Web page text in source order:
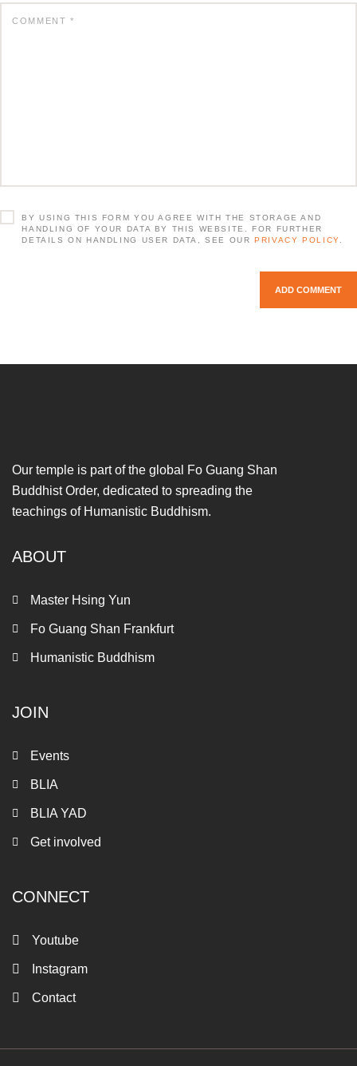
BY USING THIS FORM YOU AGREE WITH THE STORAGE AND
HANDLING OF YOUR DATA BY THIS WEBSITE. FOR FURTHER
DETAILS ON HANDLING USER DATA, SEE OURPRIVACY POLICY
Our temple is part of the global Fo Guang Shan
Buddhist Order, dedicated to spreading the
teachings of Humanistic Buddhism.
ABOUT
Master Hsing Yun
Fo Guang Shan Frankfurt
Humanistic Buddhism
JOIN
Events
BLIA
BLIA YAD
Get involved
CONNECT
Youtube
Instagram
Contact